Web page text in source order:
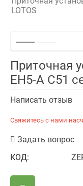
LOTOS
Приточная
EH5-A С51
Написать отзыв
Свяжитесь с нами
Задать вопрос
КОД: